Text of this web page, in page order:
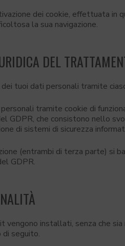
dei cookie, effettuata in
la sua navigazione.
DEL
tuoi dati personali tramite
tramite cookie di
GDPR, che consistono nello
di sistemi di sicurezza
(entrambi di terza parte) si
GDPR.
installati, senza che
seguito.